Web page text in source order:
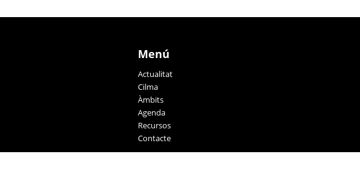
Menú
Actualitat
Cilma
Àmbits
Agenda
Recursos
Contacte